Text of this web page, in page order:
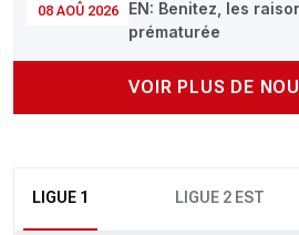
08 AOÛ 2026
EN: Benitez, les
prématurée
VOIR PLUS DE
LIGUE 1 LIGUE 2 EST